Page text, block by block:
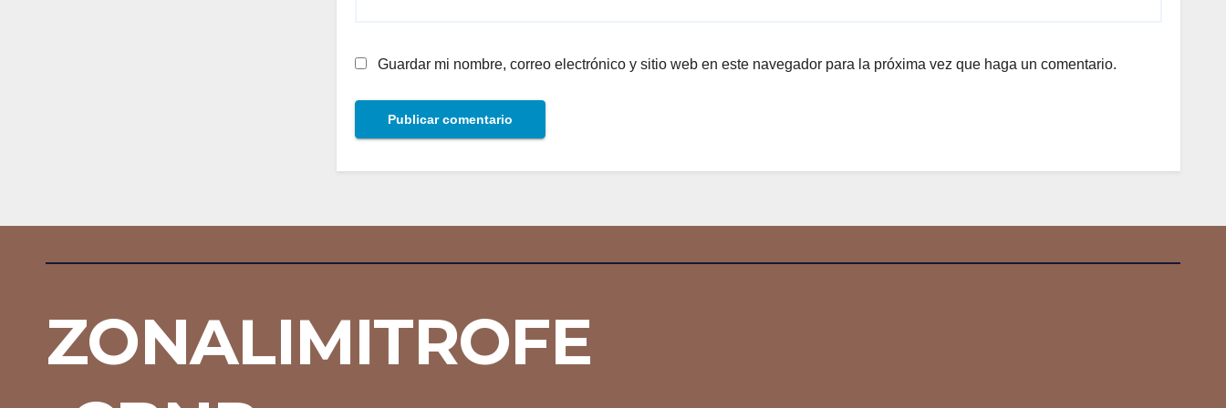
Guardar mi nombre, correo electrónico y sitio web en este navegador para la próxima vez que haga un comentario.
ZONALIMITROFE